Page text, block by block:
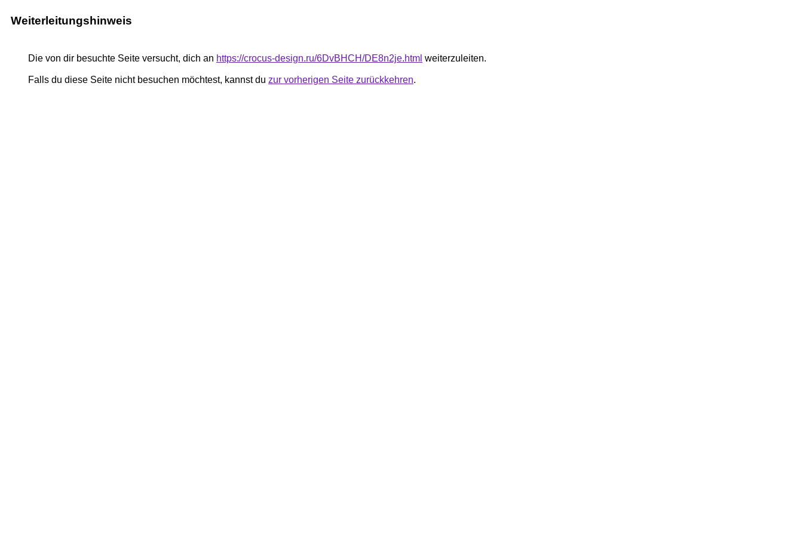
Weiterleitungshinweis
Die von dir besuchte Seite versucht, dich an https://crocus-design.ru/6DvBHCH/DE8n2je.html weiterzuleiten.
Falls du diese Seite nicht besuchen möchtest, kannst du zur vorherigen Seite zurückkehren.